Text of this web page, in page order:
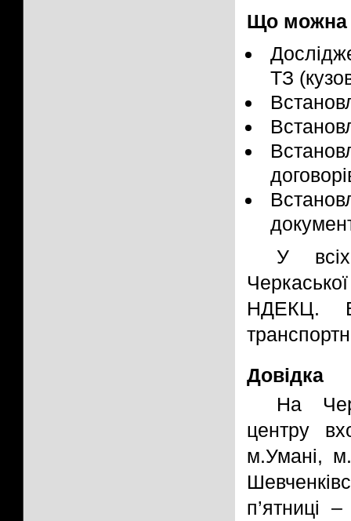
Що можна
ТЗ
У всіх
НДЕКЦ.
Довідка
На
центру
м.Умані,
п’ятниці